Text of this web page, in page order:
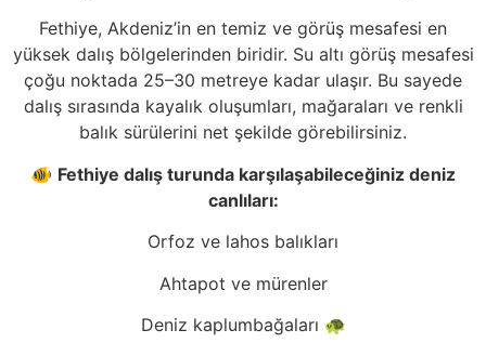
Fethiye, Akdeniz’in en temiz ve görüş mesafesi en
yüksek dalış bölgelerinden biridir. Su altı görüş mesafesi
çoğu noktada 25–30 metreye kadar ulaşır. Bu sayede
dalış sırasında kayalık oluşumları, mağaraları ve renkli
balık sürülerini net şekilde görebilirsiniz.
🐠 Fethiye dalış turunda karşılaşabileceğiniz deniz
canlıları:
Orfoz ve lahos balıkları
Ahtapot ve mürenler
Deniz kaplumbağaları 🐢